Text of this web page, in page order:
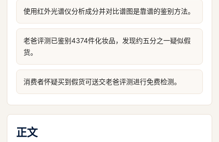
使用红外光谱仪分析成分并对比谱图是靠谱的鉴别方法。
老爸评测已鉴别4374件化妆品，发现约五分之一疑似假
货。
消费者怀疑买到假货可送交老爸评测进行免费检测。
正文